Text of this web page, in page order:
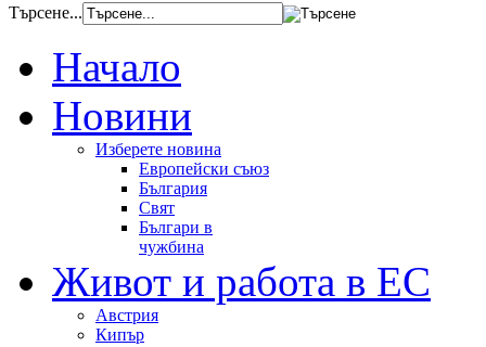
Търсене...
Начало
Новини
Изберете новина
Европейски съюз
България
Свят
Българи в
чужбина
Живот и работа в ЕС
Австрия
Кипър